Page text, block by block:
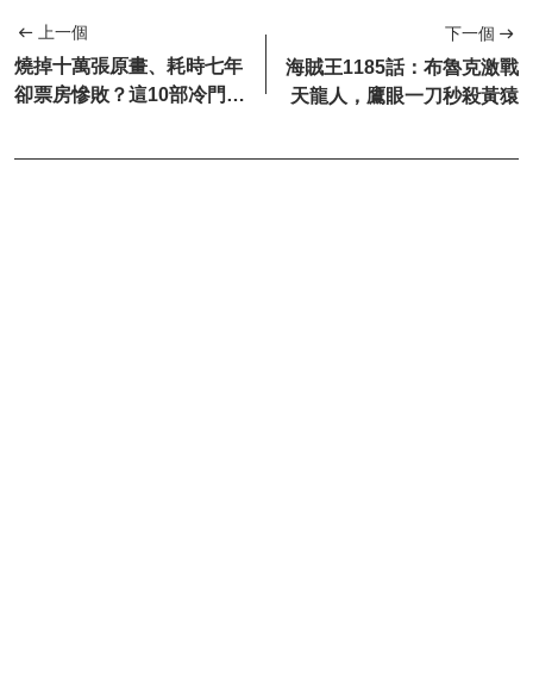
上一個
燒掉十萬張原畫、耗時七年
卻票房慘敗？這10部冷門老
下一個
海賊王1185話：布魯克激戰
天龍人，鷹眼一刀秒殺黃猿